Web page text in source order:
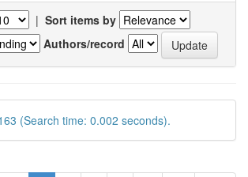
| Sort items by
Authors/record
(Search time: 0.002 seconds).